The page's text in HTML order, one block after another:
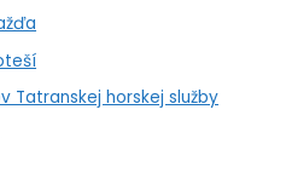
Tatranskej horskej služby